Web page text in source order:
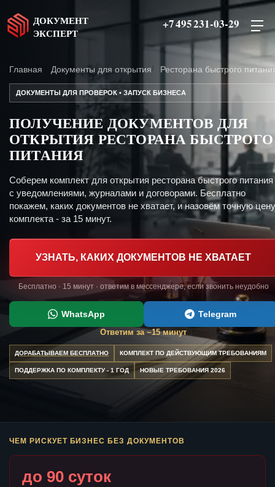
ДОКУМЕНТ
ЭКСПЕРТ
+7 495 231-03-29
Главная Документы для открытия Ресторана быстрого
ДОКУМЕНТЫ ДЛЯ ПРОВЕРОК • ЗАПУСК БИЗНЕСА
ПОЛУЧЕНИЕ ДОКУМЕНТОВ ДЛЯ
ОТКРЫТИЯ РЕСТОРАНА БЫСТРОГО
ПИТАНИЯ
Соберем комплект для открытия ресторана быстрого питания
с уведомлениями, журналами и договорами. Бесплатно
покажем, каких документов не хватает, и назовём точную цену
комплекта - за 15 минут.
УЗНАТЬ, КАКИХ ДОКУМЕНТОВ НЕ ХВАТАЕТ
Бесплатно · 15 минут · ответим в мессенджере, если звонить неудобно
WhatsApp Telegram
Ответим за ~15 минут
ДОРАБАТЫВАЕМ БЕСПЛАТНО КОМПЛЕКТ ПО ДЕЙСТВУЮЩИМ ТРЕБОВАНИЯМ
ПОДДЕРЖКА ПО КОМПЛЕКТУ - 1 ГОД НОВЫЕ ТРЕБОВАНИЯ 2026
ЧЕМ РИСКУЕТ БИЗНЕС БЕЗ ДОКУМЕНТОВ
до 90 суток